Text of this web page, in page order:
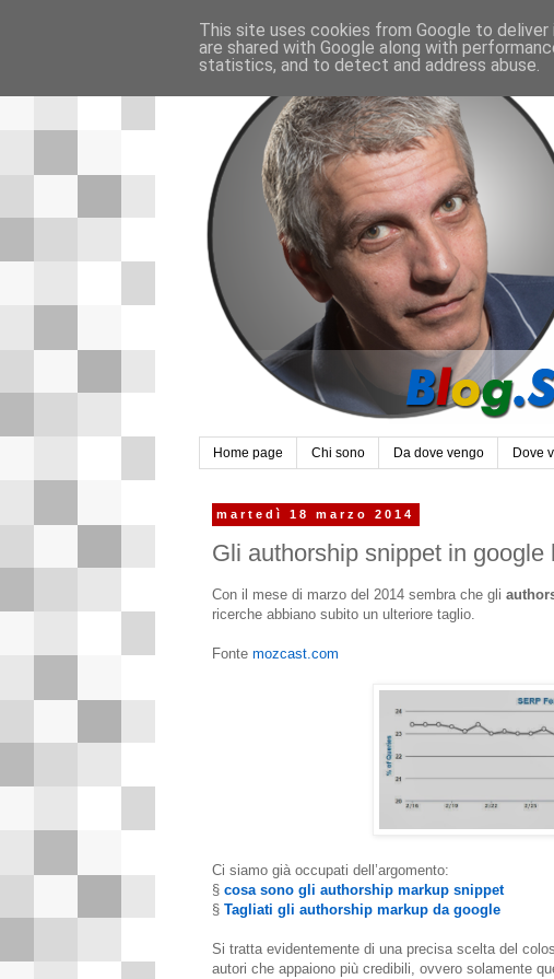
Home page Chi sono Da dove vengo Dove
martedì 18 marzo 2014
Gli authorship snippet in
Con il mese di marzo del 2014 sembra che gli
ricerche abbiano subito un ulteriore taglio.
Fonte mozcast.com
Ci siamo già occupati dell’argomento:
§ cosa sono gli authorship markup snippet
§ Tagliati gli authorship markup da google
Si tratta evidentemente di una precisa scelta del
autori che appaiono più credibili, ovvero solamente
This site uses cookies from Google to
are shared with Google along with
statistics, and to detect and address abuse.